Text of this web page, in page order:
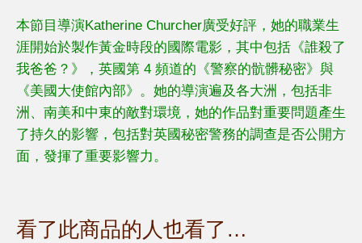
本節目導演Katherine Churcher廣受好評，她的職業生
涯開始於製作黃金時段的國際電影，其中包括《誰殺了
我爸爸？》，英國第 4 頻道的《警察的骯髒秘密》與
《美國大使館內部》。她的導演遍及各大洲，包括非
洲、南美和中東的敵對環境，她的作品對重要問題產生
了持久的影響，包括對英國秘密警務的調查是否公開方
面，發揮了重要影響力。
看了此商品的人也看了…